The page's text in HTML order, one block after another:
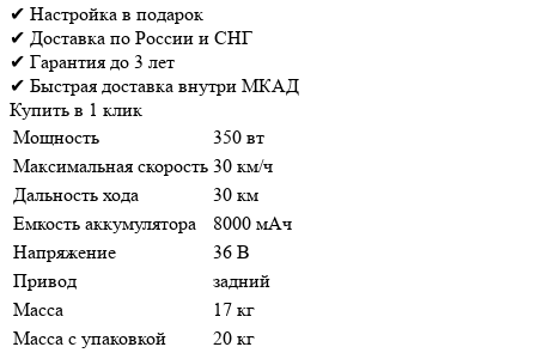
✔ Настройка в подарок
✔ Доставка по России и СНГ
✔ Гарантия до 3 лет
✔ Быстрая доставка внутри МКАД
Купить в 1 клик
Мощность
350 вт
Максимальная скорость 30 км/ч
Дальность хода
30 км
Емкость аккумулятора
8000 мАч
Напряжение
36 В
Привод
задний
Масса
17 кг
Масса с упаковкой
20 кг